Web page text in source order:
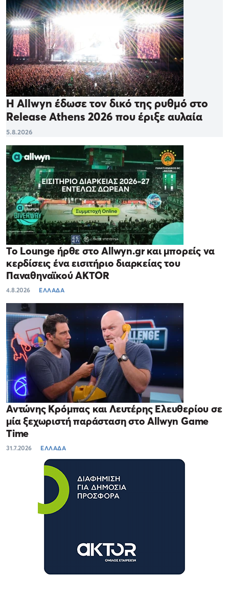
Η Allwyn έδωσε τον δικό της ρυθμό στο
Release Athens 2026 που έριξε αυλαία
5.8.2026
Το Lounge ήρθε στο Allwyn.gr και μπορείς να
κερδίσεις ένα εισιτήριο διαρκείας του
Παναθηναϊκού AKTOR
4.8.2026 ΕΛΛΑΔΑ
Αντώνης Κρόμπας και Λευτέρης Ελευθερίου σε
μία ξεχωριστή παράσταση στο Allwyn Game
Time
31.7.2026 ΕΛΛΑΔΑ